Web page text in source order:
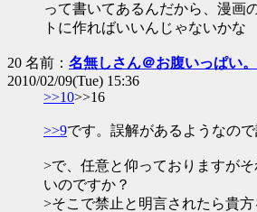
って書いてあるんだから、漫画
トに作ればいいんじゃないかな
20 名前： 名無しさん＠お腹いっぱい。
2010/02/09(Tue) 15:36
>>10>>16
>>9です。誤解があるようなの
>で、任意と仰っておりますが
いのですか？
>そこで禁止と明言されたら貴